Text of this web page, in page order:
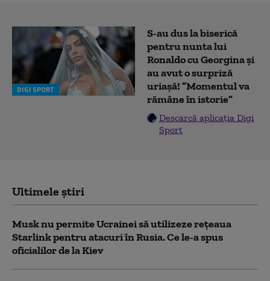
DIGI SPORT
S-au dus la biserică
pentru nunta lui
Ronaldo cu Georgina și
au avut o surpriză
uriașă! ”Momentul va
rămâne în istorie”
Descarcă aplicația Digi
Sport
Ultimele știri
Musk nu permite Ucrainei să utilizeze reţeaua
Starlink pentru atacuri în Rusia. Ce le-a spus
oficialilor de la Kiev